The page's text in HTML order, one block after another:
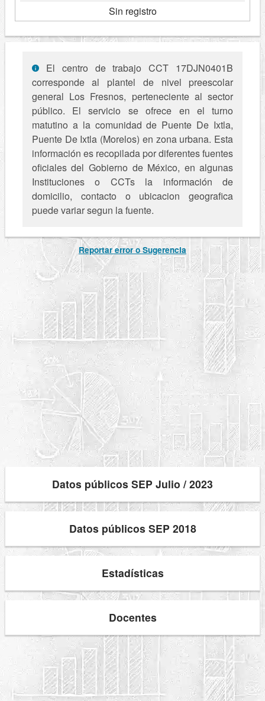
Sin registro
El centro de trabajo CCT 17DJN0401B
corresponde al plantel de nivel preescolar
general Los Fresnos, perteneciente al sector
público. El servicio se ofrece en el turno
matutino a la comunidad de Puente De Ixtla,
Puente De Ixtla (Morelos) en zona urbana. Esta
información es recopilada por diferentes fuentes
oficiales del Gobierno de México, en algunas
Instituciones o CCTs la información de
domicilio, contacto o ubicacion geografica
puede variar segun la fuente.
Reportar error o Sugerencia
Datos públicos SEP Julio / 2023
Datos públicos SEP 2018
Estadísticas
Docentes